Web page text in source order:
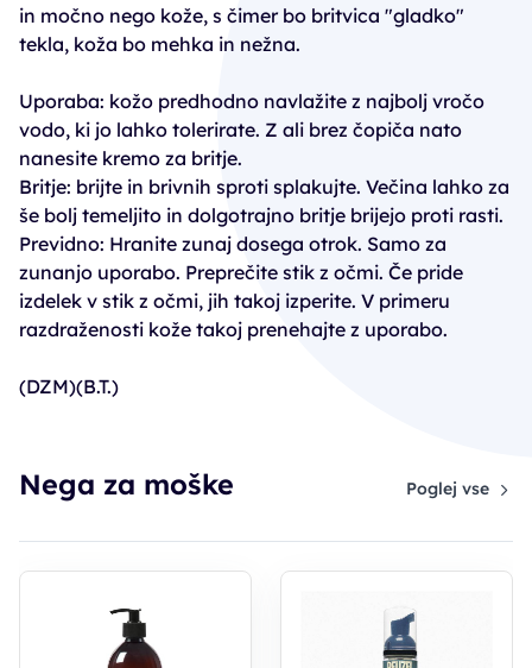
in močno nego kože, s čimer bo britvica "gladko"
tekla, koža bo mehka in nežna.
Uporaba: kožo predhodno navlažite z najbolj vročo
vodo, ki jo lahko tolerirate. Z ali brez čopiča nato
nanesite kremo za britje.
Britje: brijte in brivnih sproti splakujte. Večina lahko za
še bolj temeljito in dolgotrajno britje brijejo proti rasti.
Previdno: Hranite zunaj dosega otrok. Samo za
zunanjo uporabo. Preprečite stik z očmi. Če pride
izdelek v stik z očmi, jih takoj izperite. V primeru
razdraženosti kože takoj prenehajte z uporabo.
(DZM)(B.T.)
Nega za moške Poglej vse